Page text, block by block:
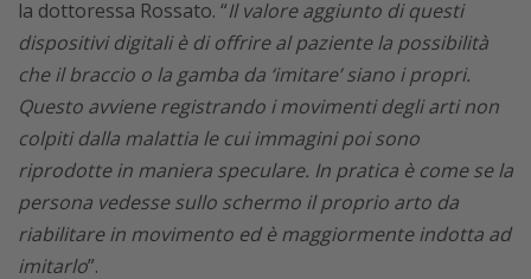
la dottoressa Rossato. “Il valore aggiunto di questi
dispositivi digitali è di offrire al paziente la possibilità
che il braccio o la gamba da ‘imitare’ siano i propri.
Questo avviene registrando i movimenti degli arti non
colpiti dalla malattia le cui immagini poi sono
riprodotte in maniera speculare. In pratica è come se la
persona vedesse sullo schermo il proprio arto da
riabilitare in movimento ed è maggiormente indotta ad
imitarlo”.